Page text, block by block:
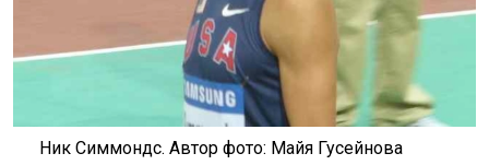
Ник Симмондс. Автор фото: Майя Гусейнова